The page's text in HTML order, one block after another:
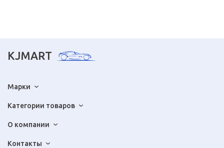
KJMART
Марки
Категории товаров
О компании
Контакты